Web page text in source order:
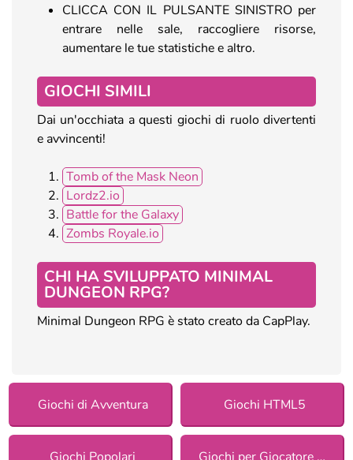
CLICCA CON IL PULSANTE SINISTRO per
entrare nelle sale, raccogliere risorse,
aumentare le tue statistiche e altro.
GIOCHI SIMILI
Dai un'occhiata a questi giochi di ruolo divertenti
e avvincenti!
Tomb of the Mask Neon
Lordz2.io
Battle for the Galaxy
Zombs Royale.io
CHI HA SVILUPPATO MINIMAL
DUNGEON RPG?
Minimal Dungeon RPG è stato creato da CapPlay.
Giochi di Avventura Giochi HTML5
Giochi Popolari Giochi per Giocatore Singolo